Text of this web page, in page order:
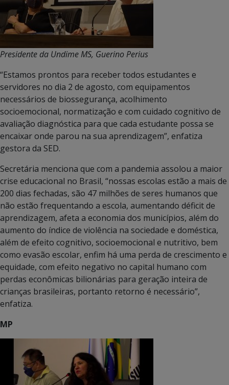
Presidente da Undime MS, Guerino Perius
“Estamos prontos para receber todos estudantes e
servidores no dia 2 de agosto, com equipamentos
necessários de biossegurança, acolhimento
socioemocional, normatização e com cuidado cognitivo de
avaliação diagnóstica para que cada estudante possa se
encaixar onde parou na sua aprendizagem”, enfatiza
gestora da SED.
Secretária menciona que com a pandemia assolou a maior
crise educacional no Brasil, “nossas escolas estão a mais de
200 dias fechadas, são 47 milhões de seres humanos que
não estão frequentando a escola, aumentando déficit de
aprendizagem, afeta a economia dos municípios, além do
aumento do índice de violência na sociedade e doméstica,
além de efeito cognitivo, socioemocional e nutritivo, bem
como evasão escolar, enfim há uma perda de crescimento e
equidade, com efeito negativo no capital humano com
perdas econômicas bilionárias para geração inteira de
crianças brasileiras, portanto retorno é necessário”,
enfatiza.
MP